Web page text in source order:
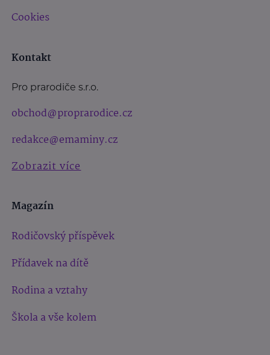
Cookies
Kontakt
Pro prarodiče s.r.o.
obchod@proprarodice.cz
redakce@emaminy.cz
Zobrazit více
Magazín
Rodičovský příspěvek
Přídavek na dítě
Rodina a vztahy
Škola a vše kolem